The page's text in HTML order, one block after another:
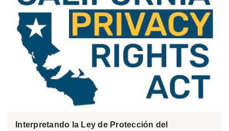
Interpretando la Ley de Protección del